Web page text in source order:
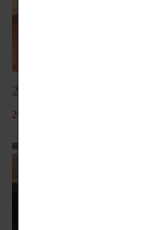
20191016專業繪師技巧分享
2022-05-19